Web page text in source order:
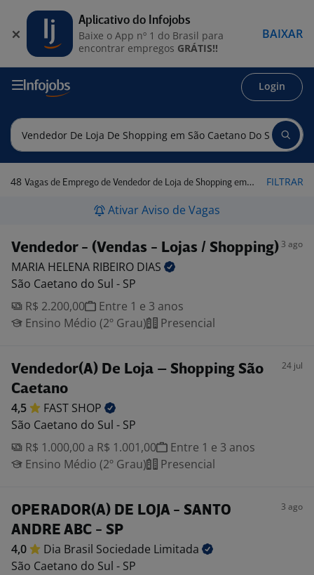
Login
48 Vagas de Emprego de Vendedor de Loja de Shopping em São Caetano do Sul - SP FILTRAR
Ativar Aviso de Vagas
Vendedor - (Vendas - Lojas / Shopping) 3 ago
MARIA HELENA RIBEIRO DIAS
São Caetano do Sul - SP
R$ 2.200,00
Entre 1 e 3 anos
Ensino Médio (2º Grau)
Presencial
Vendedor(A) De Loja – Shopping São
Caetano
24 jul
4,5 FAST SHOP
São Caetano do Sul - SP
R$ 1.000,00 a R$ 1.001,00
Entre 1 e 3 anos
Ensino Médio (2º Grau)
Presencial
OPERADOR(A) DE LOJA - SANTO
ANDRE ABC - SP
3 ago
4,0 Dia Brasil Sociedade Limitada
São Caetano do Sul - SP
Aplicativo do Infojobs
Baixe o App nº 1 do Brasil para
encontrar empregos GRÁTIS!!
BAIXAR